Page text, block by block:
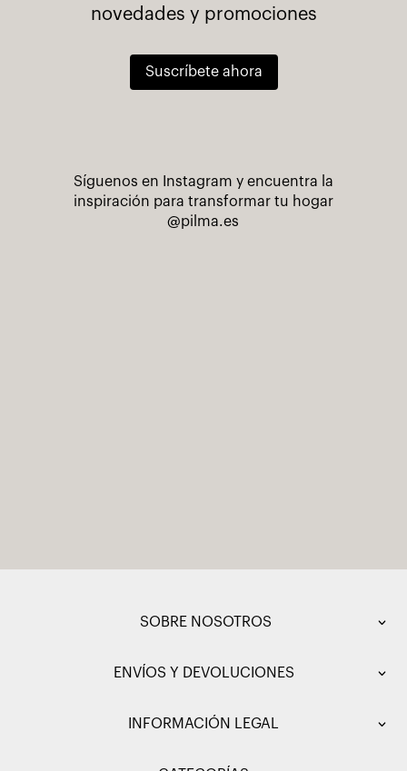
novedades y promociones
Suscríbete ahora
Síguenos en Instagram y encuentra la
inspiración para transformar tu hogar
@pilma.es
SOBRE NOSOTROS
ENVÍOS Y DEVOLUCIONES
INFORMACIÓN LEGAL